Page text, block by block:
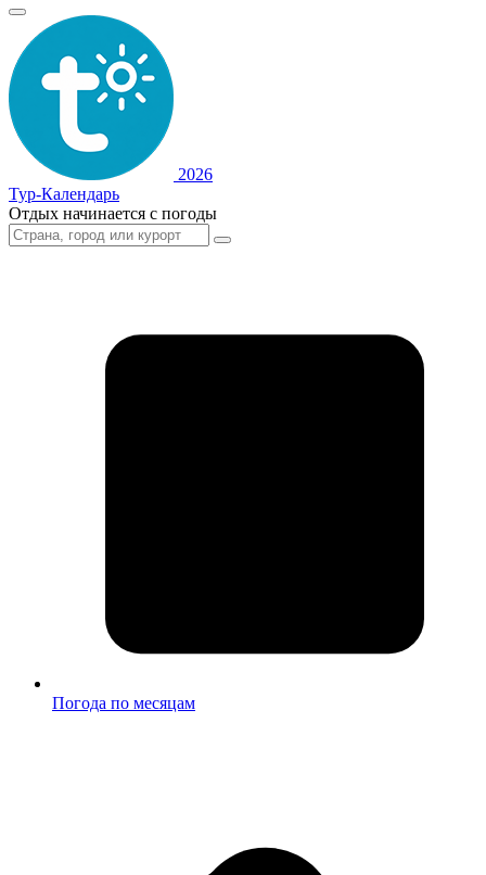
2026
Тур-Календарь
Отдых начинается с погоды
Погода по месяцам